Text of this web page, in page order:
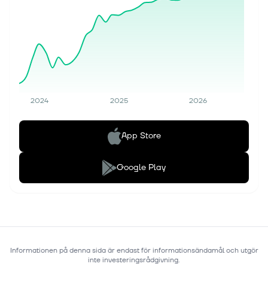
2024 2025 2026
App Store
Google Play
Informationen på denna sida är endast för informationsändamål och utgör
inte investeringsrådgivning.